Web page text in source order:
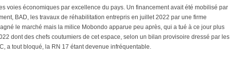
voies économiques par excellence du pays. Un financement avait été mobilisé par
BAD, les travaux de réhabilitation entrepris en juillet 2022 par une firme
le marché mais la milice Mobondo apparue peu après, qui a tué à ce jour plus
dont des chefs coutumiers de cet espace, selon un bilan provisoire dressé par les
a tout bloqué, la RN 17 étant devenue infréquentable.